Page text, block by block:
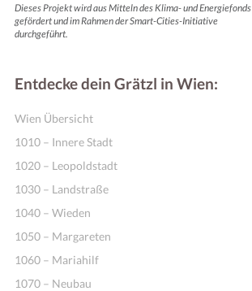
Dieses Projekt wird aus Mitteln des Klima- und Energiefonds
gefördert und im Rahmen der Smart-Cities-Initiative
durchgeführt.
Entdecke dein Grätzl in Wien:
Wien Übersicht
1010 – Innere Stadt
1020 – Leopoldstadt
1030 – Landstraße
1040 – Wieden
1050 – Margareten
1060 – Mariahilf
1070 – Neubau